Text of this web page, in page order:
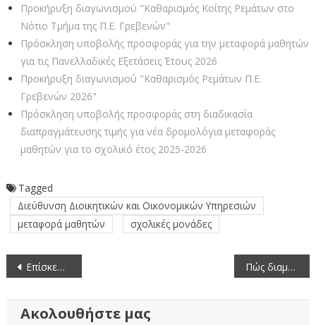
Προκήρυξη διαγωνισμού "Καθαρισμός Κοίτης Ρεμάτων στο
Νότιο Τμήμα της Π.Ε. Γρεβενών"
Πρόσκληση υποβολής προσφοράς για την μεταφορά μαθητών
για τις Πανελλαδικές Εξετάσεις Έτους 2026
Προκήρυξη διαγωνισμού "Καθαρισμός Ρεμάτων Π.Ε.
Γρεβενών 2026"
Πρόσκληση υποβολής προσφοράς στη διαδικασία
διαπραγμάτευσης τιμής για νέα δρομολόγια μεταφοράς
μαθητών για το σχολικό έτος 2025-2026
Tagged
Διεύθυνση Διοικητικών και Οικονομικών Υπηρεσιών
μεταφορά μαθητών
σχολικές μονάδες
Πλοήγηση
Επίσκεψη σε Θρησκευτικούς χώρους της Π.Ε. Γρεβενών με αρχαιολογική αξία Πώς διαμορφώνονται οι μέσες τιμές νωπών ψαριών (18/7/2025-24/7/2025)
Ακολουθήστε μας